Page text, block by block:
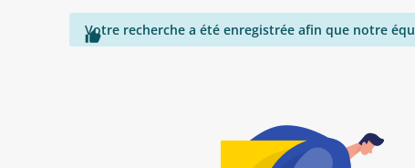

Votre recherche a été enregistrée afin que notre